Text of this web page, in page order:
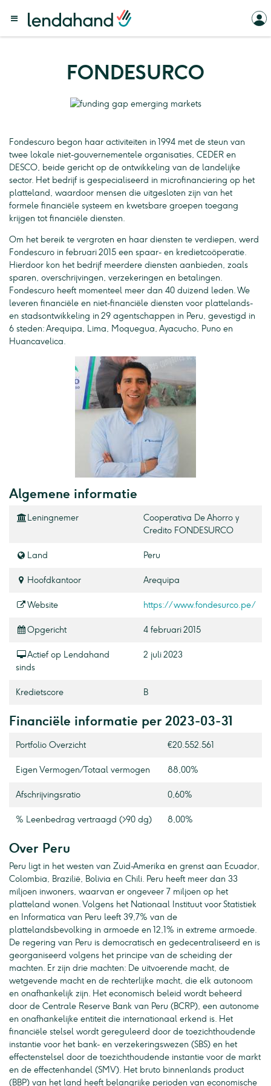
FONDESURCO
Fondescuro begon haar activiteiten in 1994 met de steun van
twee lokale niet-gouvernementele organisaties, CEDER en
DESCO, beide gericht op de ontwikkeling van de landelijke
sector. Het bedrijf is gespecialiseerd in microfinanciering op het
platteland, waardoor mensen die uitgesloten zijn van het
formele financiële systeem en kwetsbare groepen toegang
krijgen tot financiële diensten.
Om het bereik te vergroten en haar diensten te verdiepen, werd
Fondescuro in februari 2015 een spaar- en kredietcoöperatie.
Hierdoor kon het bedrijf meerdere diensten aanbieden, zoals
sparen, overschrijvingen, verzekeringen en betalingen.
Fondescuro heeft momenteel meer dan 40 duizend leden. We
leveren financiële en niet-financiële diensten voor plattelands-
en stadsontwikkeling in 29 agentschappen in Peru, gevestigd in
6 steden: Arequipa, Lima, Moquegua, Ayacucho, Puno en
Huancavelica.
Algemene informatie
Leningnemer
Cooperativa De Ahorro y
Credito FONDESURCO
Land Peru
Hoofdkantoor Arequipa
Website https://www.fondesurco.pe/
Opgericht 4 februari 2015
Actief op Lendahand
sinds
2 juli 2023
Kredietscore B
Financiële informatie per 2023-03-31
Portfolio Overzicht €20.552.561
Eigen Vermogen / Totaal vermogen 88,00%
Afschrijvingsratio 0,60%
% Leenbedrag vertraagd (>90 dg) 8,00%
Over Peru
Peru ligt in het westen van Zuid-Amerika en grenst aan Ecuador,
Colombia, Brazilië, Bolivia en Chili. Peru heeft meer dan 33
miljoen inwoners, waarvan er ongeveer 7 miljoen op het
platteland wonen. Volgens het Nationaal Instituut voor Statistiek
en Informatica van Peru leeft 39,7% van de
plattelandsbevolking in armoede en 12,1% in extreme armoede.
De regering van Peru is democratisch en gedecentraliseerd en is
georganiseerd volgens het principe van de scheiding der
machten. Er zijn drie machten: De uitvoerende macht, de
wetgevende macht en de rechterlijke macht, die elk autonoom
en onafhankelijk zijn. Het economisch beleid wordt beheerd
door de Centrale Reserve Bank van Peru (BCRP), een autonome
en onafhankelijke entiteit die internationaal erkend is. Het
financiële stelsel wordt gereguleerd door de toezichthoudende
instantie voor het bank- en verzekeringswezen (SBS) en het
effectenstelsel door de toezichthoudende instantie voor de markt
en de effectenhandel (SMV). Het bruto binnenlands product
(BBP) van het land heeft belangrijke perioden van economische